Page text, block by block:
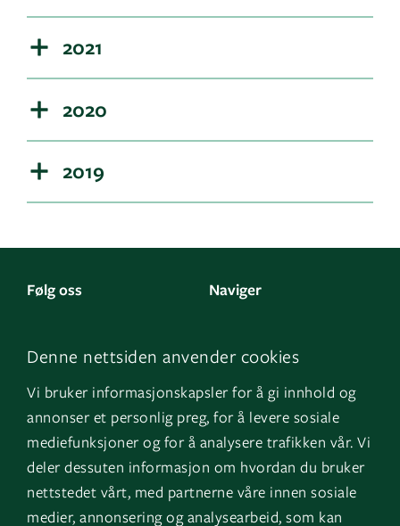
Denne nettsiden anvender cookies
Vi bruker informasjonskapsler for å gi innhold og
annonser et personlig preg, for å levere sosiale
mediefunksjoner og for å analysere trafikken vår. Vi
deler dessuten informasjon om hvordan du bruker
nettstedet vårt, med partnerne våre innen sosiale
medier, annonsering og analysearbeid, som kan
2021
2020
2019
Følg oss
Facebook
Instagram
YouTube
Naviger
Om oss
GK Sverige
GK Danmark
Snarveier Logg inn